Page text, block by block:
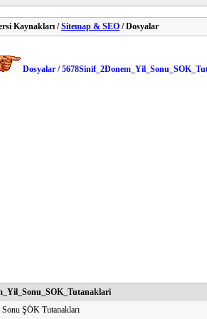
Kaynakları /Sitemap & SEO / Dosyalar
Dosyalar /
ŞÖK Tutanakları